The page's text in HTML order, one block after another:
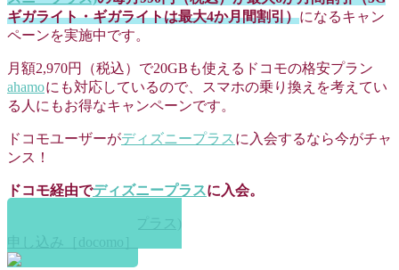
ギガライト・ギガライトは最大4か月間割引）になるキャン
ペーンを実施中です。
月額2,970円（税込）で20GBも使えるドコモの格安プラン
ahamoにも対応しているので、スマホの乗り換えを考えてい
る人にもお得なキャンペーンです。
ドコモユーザーがディズニープラス に入会するなら今がチャ
ンス！
ドコモ経由でディズニープラスに入会。
Disney+ (ディズニープラス)
申し込み［docomo］